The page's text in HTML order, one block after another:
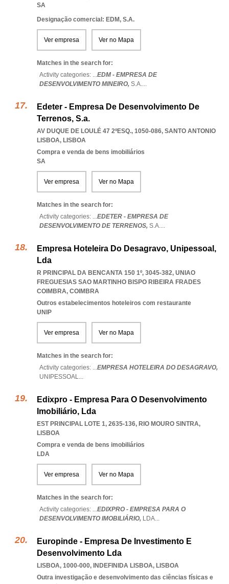
SA
Designação comercial: EDM, S.A.
Ver empresa Ver no Mapa
Matches in the search for:
Activity categories: ...EDM - EMPRESA DE
DESENVOLVIMENTO MINEIRO, S.A....
Edeter - Empresa De Desenvolvimento De
Terrenos, S.a.
AV DUQUE DE LOULÉ 47 2ºESQ., 1050-086, SANTO ANTONIO
LISBOA, LISBOA
Compra e venda de bens imobiliários
SA
Ver empresa Ver no Mapa
Matches in the search for:
Activity categories: ...EDETER - EMPRESA DE
DESENVOLVIMENTO DE TERRENOS, S.A....
Empresa Hoteleira Do Desagravo, Unipessoal,
Lda
R PRINCIPAL DA BENCANTA 150 1º, 3045-382, UNIAO
FREGUESIAS SAO MARTINHO BISPO RIBEIRA FRADES
COIMBRA, COIMBRA
Outros estabelecimentos hoteleiros com restaurante
UNIP
Ver empresa Ver no Mapa
Matches in the search for:
Activity categories: ...EMPRESA HOTELEIRA DO DESAGRAVO,
UNIPESSOAL...
Edixpro - Empresa Para O Desenvolvimento
Imobiliário, Lda
EST PRINCIPAL LOTE 1, 2635-136, RIO MOURO SINTRA,
LISBOA
Compra e venda de bens imobiliários
LDA
Ver empresa Ver no Mapa
Matches in the search for:
Activity categories: ...EDIXPRO - EMPRESA PARA O
DESENVOLVIMENTO IMOBILIÁRIO, LDA...
Europinde - Empresa De Investimento E
Desenvolvimento Lda
LISBOA, 1000-000, INDEFINIDA LISBOA, LISBOA
Outra investigação e desenvolvimento das ciências físicas e